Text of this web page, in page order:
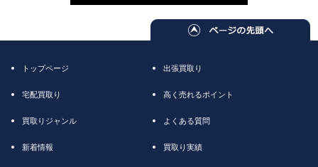
トップページ 出張買取り
宅配買取り 高く売れるポイント
買取りジャンル よくある質問
新着情報 買取り実績